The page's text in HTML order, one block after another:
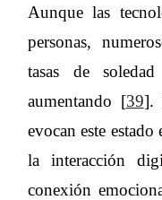
Aunque las
personas,
tasas de
aumentando [39].
evocan este
la interacción
conexión